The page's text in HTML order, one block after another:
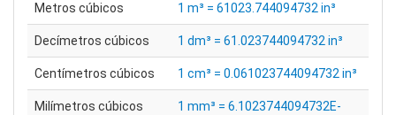
Metros cúbicos 1 m³ = 61023.744094732 in³
Decímetros cúbicos 1 dm³ = 61.023744094732 in³
Centímetros cúbicos 1 cm³ = 0.061023744094732 in³
Milímetros cúbicos
1 mm³ = 6.1023744094732E-